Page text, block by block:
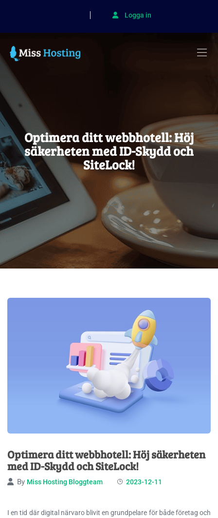
Logga in
Optimera ditt webbhotell: Höj
säkerheten med ID-Skydd och
SiteLock!
Optimera ditt webbhotell: Höj säkerheten
med ID-Skydd och SiteLock!
By Miss Hosting Bloggteam 2023-12-11
I en tid där digital närvaro blivit en grundpelare för både företag och